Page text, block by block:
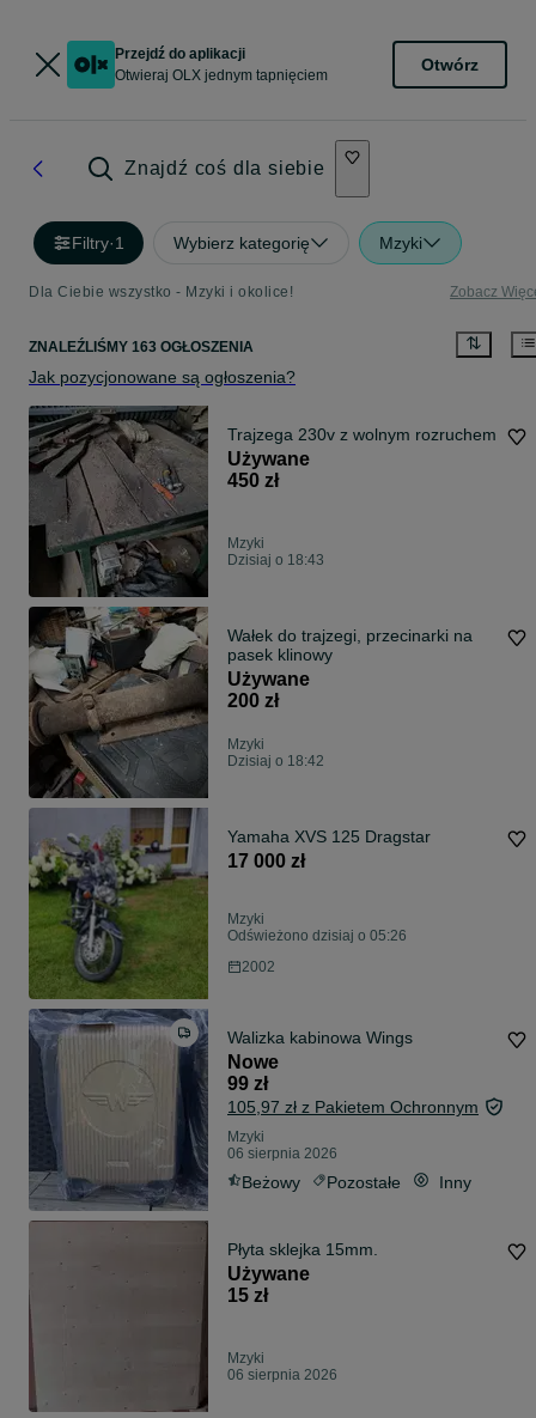
Przejdź do aplikacji
Otwieraj OLX jednym tapnięciem
Otwórz
Znajdź coś dla siebie
Filtry·1 Wybierz kategorię Mzyki
Dla Ciebie wszystko - Mzyki i okolice! Zobacz
ZNALEŹLIŚMY 163 OGŁOSZENIA
Jak pozycjonowane są ogłoszenia?
Trajzega 230v z wolnym rozruchem
Używane
450 zł
Mzyki
Dzisiaj o 18:43
Wałek do trajzegi, przecinarki na
pasek klinowy
Używane
200 zł
Mzyki
Dzisiaj o 18:42
Yamaha XVS 125 Dragstar
17 000 zł
Mzyki
Odświeżono dzisiaj o 05:26
2002
Walizka kabinowa Wings
Nowe
99 zł
105,97 zł z Pakietem Ochronnym
Mzyki
06 sierpnia 2026
Beżowy Pozostałe Inny
Płyta sklejka 15mm.
Używane
15 zł
Mzyki
06 sierpnia 2026